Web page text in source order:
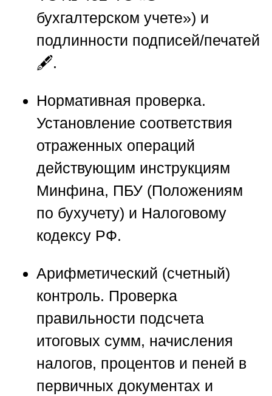
бухгалтерском учете») и
подлинности подписей/печатей
🖋️.
Нормативная проверка.
Установление соответствия
отраженных операций
действующим инструкциям
Минфина, ПБУ (Положениям
по бухучету) и Налоговому
кодексу РФ.
Арифметический (счетный)
контроль. Проверка
правильности подсчета
итоговых сумм, начисления
налогов, процентов и пеней в
первичных документах и